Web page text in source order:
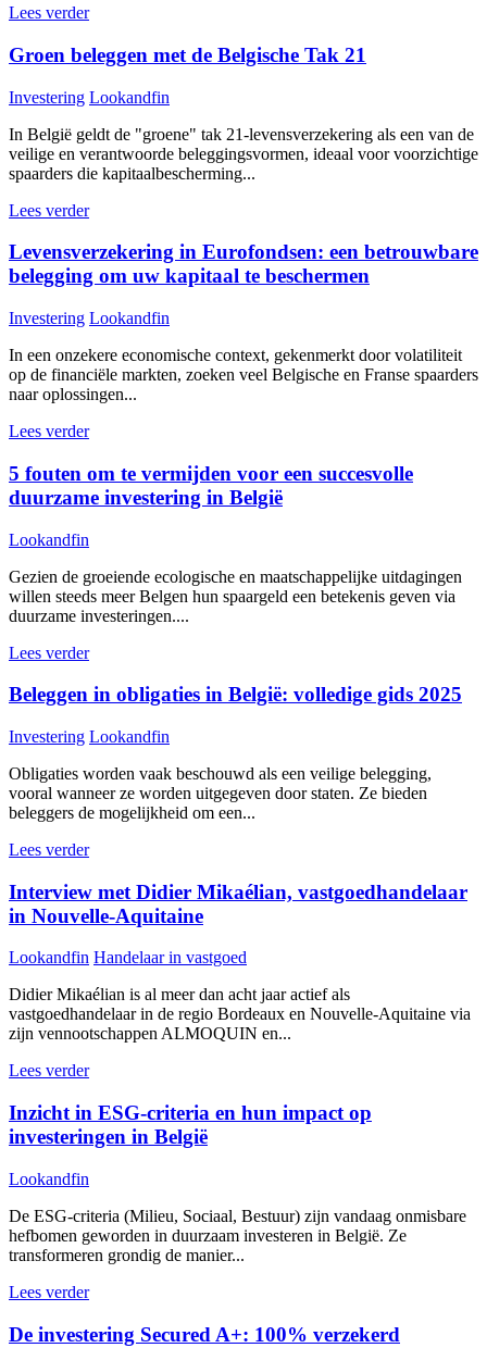
Lees verder
Groen beleggen met de Belgische Tak 21
Investering Lookandfin
In België geldt de "groene" tak 21-levensverzekering als een van de
veilige en verantwoorde beleggingsvormen, ideaal voor voorzichtige
spaarders die kapitaalbescherming...
Lees verder
Levensverzekering in Eurofondsen: een betrouwbare
belegging om uw kapitaal te beschermen
Investering Lookandfin
In een onzekere economische context, gekenmerkt door volatiliteit
op de financiële markten, zoeken veel Belgische en Franse spaarders
naar oplossingen...
Lees verder
5 fouten om te vermijden voor een succesvolle
duurzame investering in België
Lookandfin
Gezien de groeiende ecologische en maatschappelijke uitdagingen
willen steeds meer Belgen hun spaargeld een betekenis geven via
duurzame investeringen....
Lees verder
Beleggen in obligaties in België: volledige gids 2025
Investering Lookandfin
Obligaties worden vaak beschouwd als een veilige belegging,
vooral wanneer ze worden uitgegeven door staten. Ze bieden
beleggers de mogelijkheid om een...
Lees verder
Interview met Didier Mikaélian, vastgoedhandelaar
in Nouvelle-Aquitaine
Lookandfin Handelaar in vastgoed
Didier Mikaélian is al meer dan acht jaar actief als
vastgoedhandelaar in de regio Bordeaux en Nouvelle-Aquitaine via
zijn vennootschappen ALMOQUIN en...
Lees verder
Inzicht in ESG-criteria en hun impact op
investeringen in België
Lookandfin
De ESG-criteria (Milieu, Sociaal, Bestuur) zijn vandaag onmisbare
hefbomen geworden in duurzaam investeren in België. Ze
transformeren grondig de manier...
Lees verder
De investering Secured A+: 100% verzekerd